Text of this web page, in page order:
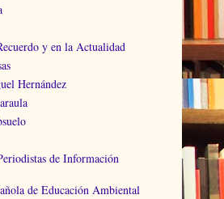
y en la Actualidad
Hernández
de Información
de Educación Ambiental